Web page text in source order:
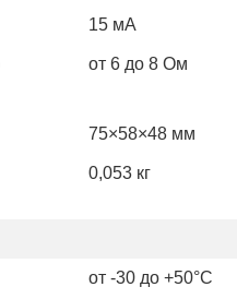
15 мА
от 6 до 8 Ом
75×58×48 мм
0,053 кг
от -30 до +50°С